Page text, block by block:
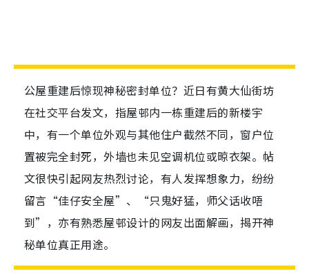
公屋重建后惊现神秘密封单位？近日有黄大仙街坊
在社交平台发文，指屋邨内一栋重建后的新楼宇
中，有一个单位外观与其他住户截然不同，窗户位
置被完全封死，外墙也未见空调机位或晾衣架。帖
文很快引起网友热烈讨论，有人发挥想象力，纷纷
留言“佳仔安全屋”、“只鬼好猛，师父话收唔
到”，亦有熟悉屋邨设计的网友出面解画，揭开神
秘单位真正用途。